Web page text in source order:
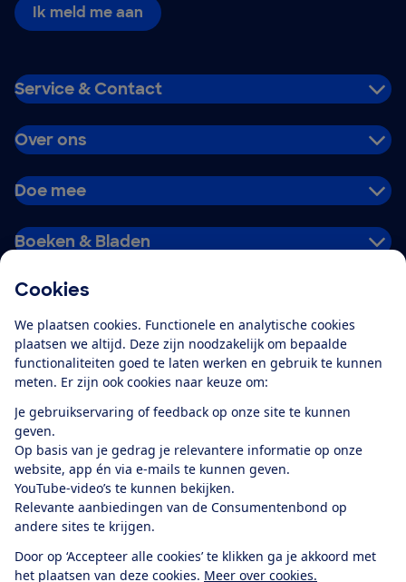
Cookies
We plaatsen cookies. Functionele en analytische cookies
plaatsen we altijd. Deze zijn noodzakelijk om bepaalde
functionaliteiten goed te laten werken en gebruik te kunnen
meten. Er zijn ook cookies naar keuze om:
Je gebruikservaring of feedback op onze site te kunnen
geven.
Op basis van je gedrag je relevantere informatie op onze
website, app én via e-mails te kunnen geven.
YouTube-video’s te kunnen bekijken.
Relevante aanbiedingen van de Consumentenbond op
andere sites te krijgen.
Door op ‘Accepteer alle cookies’ te klikken ga je akkoord met
het plaatsen van deze cookies. Meer over cookies.
Ik meld me aan
Service & Contact
Over ons
Doe mee
Boeken & Bladen
Alles over de
app
Algemene Voorwaarden
Privacyverklaring
Cookiebeleid
Privacyvoorkeuren
Toegankelijkheid
RSS-feed nieuws
FacebookTwitterInstagram
YoutubeLinkedIn